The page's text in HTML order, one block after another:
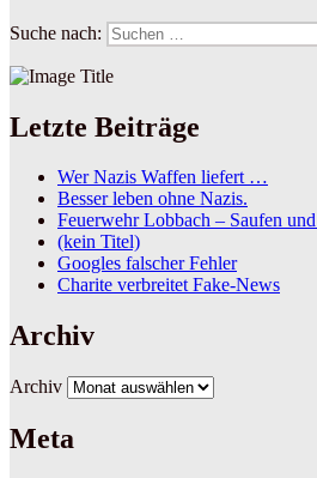
Suche nach:
Letzte Beiträge
Wer Nazis Waffen liefert …
Besser leben ohne Nazis.
Feuerwehr Lobbach – Saufen
(kein Titel)
Googles falscher Fehler
Charite verbreitet Fake-News
Archiv
Archiv
Meta